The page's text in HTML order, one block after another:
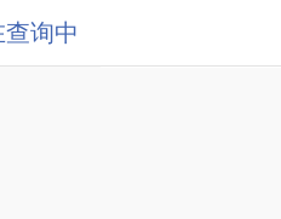
查询中